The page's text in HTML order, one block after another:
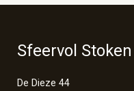
Sfeervol Stoken
De Dieze 44